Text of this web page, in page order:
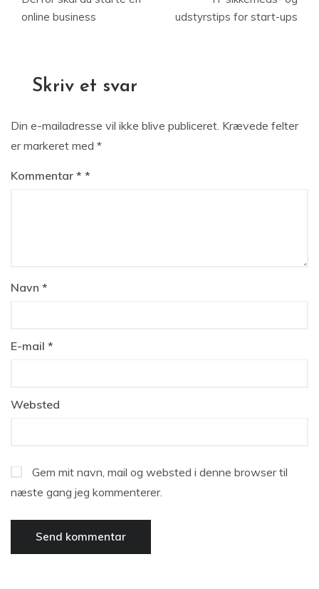
online business
udstyrstips for start-ups
Skriv et svar
Din e-mailadresse vil ikke blive publiceret. Krævede felter
er markeret med *
Kommentar *
Navn *
E-mail *
Websted
Gem mit navn, mail og websted i denne browser til
næste gang jeg kommenterer.